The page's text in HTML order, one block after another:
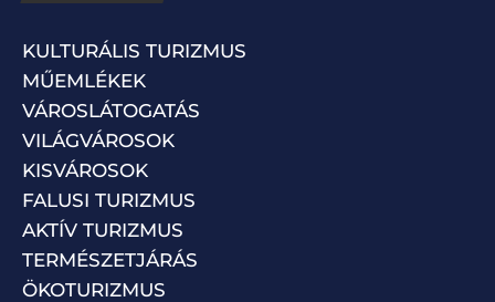
KULTURÁLIS TURIZMUS
MŰEMLÉKEK
VÁROSLÁTOGATÁS
VILÁGVÁROSOK
KISVÁROSOK
FALUSI TURIZMUS
AKTÍV TURIZMUS
TERMÉSZETJÁRÁS
ÖKOTURIZMUS